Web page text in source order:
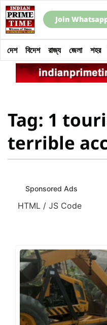
Join
দেশ বিদেশ রাজ্য জেলা শহর
Tag: 1
terrible
Sponsored Ads
HTML / JS Code